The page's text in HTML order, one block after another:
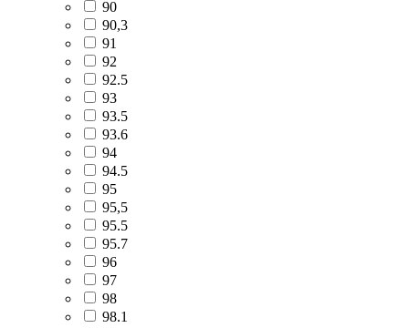
90
90,3
91
92
92.5
93
93.5
93.6
94
94.5
95
95,5
95.5
95.7
96
97
98
98.1